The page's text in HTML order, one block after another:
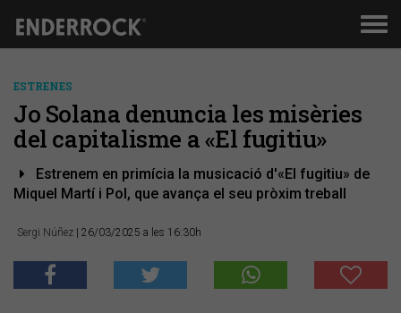
ESTRENES
Jo Solana denuncia les misèries
del capitalisme a «El fugitiu»
Estrenem en primícia la musicació d'«El fugitiu» de
Miquel Martí i Pol, que avança el seu pròxim treball
Sergi Núñez | 26/03/2025 a les 16:30h